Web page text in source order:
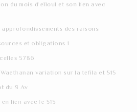
du mois d’elloul et son lien avec
des raisons
et obligations 1
5786
variation sur la tefila et 515
du 9 Av
lien avec le 515